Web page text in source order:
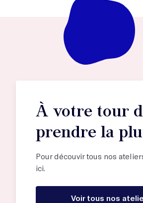
À votre tour
prendre la
Pour découvir tous nos
ici.
Voir tous nos